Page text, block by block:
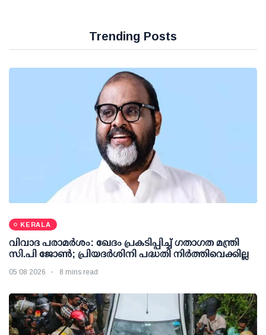
Trending Posts
KERALA
വിവാദ പരാമര്‍ശം: ഖേദം പ്രകടിപ്പിച്ച് ഗതാഗത മന്ത്രി
സി.പി ജോണ്‍; പ്രിയദര്‍ശിനി പദ്ധതി നിര്‍ത്തിവെക്കില്ല
05 08 2026 8 mins read